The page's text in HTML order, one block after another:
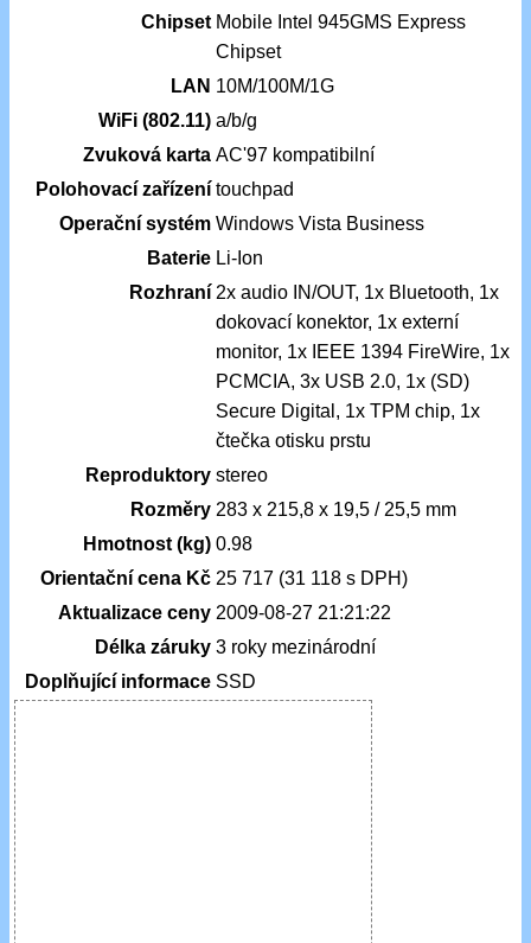
Chipset Mobile Intel 945GMS Express
Chipset
LAN 10M/100M/1G
WiFi (802.11) a/b/g
Zvuková karta AC'97 kompatibilní
Polohovací zařízení touchpad
Operační systém Windows Vista Business
Baterie Li-Ion
Rozhraní 2x audio IN/OUT, 1x Bluetooth, 1x
dokovací konektor, 1x externí
monitor, 1x IEEE 1394 FireWire, 1x
PCMCIA, 3x USB 2.0, 1x (SD)
Secure Digital, 1x TPM chip, 1x
čtečka otisku prstu
Reproduktory stereo
Rozměry 283 x 215,8 x 19,5 / 25,5 mm
Hmotnost (kg) 0.98
Orientační cena Kč 25 717 (31 118 s DPH)
Aktualizace ceny 2009-08-27 21:21:22
Délka záruky 3 roky mezinárodní
Doplňující informace SSD